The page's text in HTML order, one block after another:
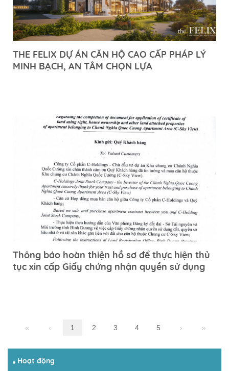
THE FELIX DỰ ÁN CĂN HỘ CAO CẤP PHÁP LÝ
MINH BẠCH, AN TÂM CHỌN LỰA
Thông báo hoàn thiện hồ sơ để thực hiện thủ
tục xin cấp Giấy chứng nhận quyền sử dụng
« ‹ 1 2 3 4 5 › »
Hoạt động